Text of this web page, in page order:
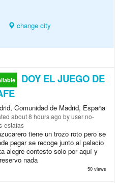
change city
DOY EL JUEGO DE
Comunidad de Madrid, España
about 8 hours ago by user no-
estafas
tiene un trozo roto pero se
pegar se recoge junto al palacio
alegre contesto solo por aquí y
nada
50 views